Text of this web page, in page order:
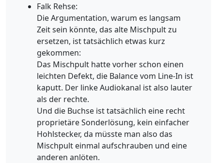
Falk Rehse:
Die Argumentation, warum es langsam
Zeit sein könnte, das alte Mischpult zu
ersetzen, ist tatsächlich etwas kurz
gekommen:
Das Mischpult hatte vorher schon einen
leichten Defekt, die Balance vom Line-In ist
kaputt. Der linke Audiokanal ist also lauter
als der rechte.
Und die Buchse ist tatsächlich eine recht
proprietäre Sonderlösung, kein einfacher
Hohlstecker, da müsste man also das
Mischpult einmal aufschrauben und eine
anderen anlöten.